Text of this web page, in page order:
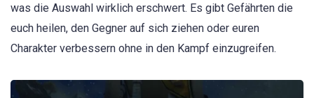
was die Auswahl wirklich erschwert. Es gibt Gefährten die
euch heilen, den Gegner auf sich ziehen oder euren
Charakter verbessern ohne in den Kampf einzugreifen.